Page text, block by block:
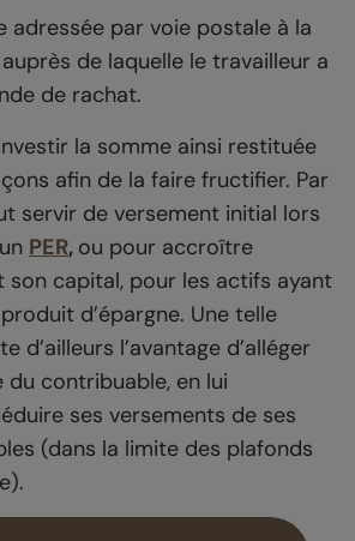
par voie postale à la
de laquelle le travailleur a
de rachat.
la somme ainsi restituée
afin de la faire fructifier. Par
servir de versement initial lors
PER, ou pour accroître
son capital, pour les actifs ayant
d’épargne. Une telle
d’ailleurs l’avantage d’alléger
du contribuable, en lui
ses versements de ses
(dans la limite des plafonds